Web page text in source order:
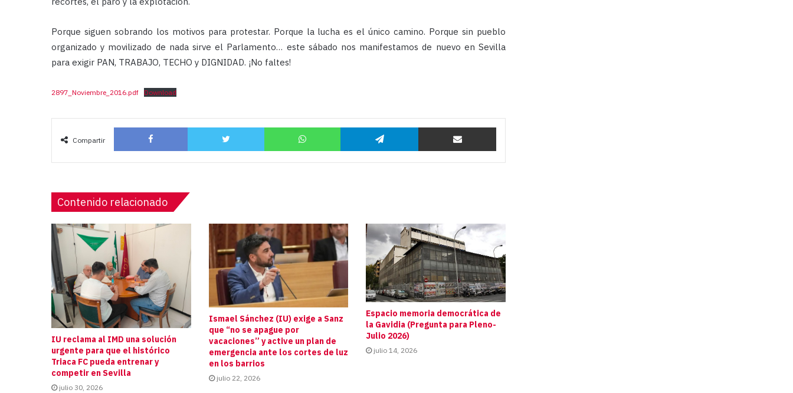
Porque siguen sobrando los motivos para protestar. Porque la lucha es el único camino. Porque sin pueblo
organizado y movilizado de nada sirve el Parlamento… este sábado nos manifestamos de nuevo en Sevilla
para exigir PAN, TRABAJO, TECHO y DIGNIDAD. ¡No faltes!
2897_Noviembre_2016.pdf Download
Compartir
Facebook Twitter WhatsApp Telegram Compartir por correo
Contenido relacionado
IU reclama al IMD una solución
urgente para que el histórico
Triaca FC pueda entrenar y
competir en Sevilla
julio 30, 2026
Ismael Sánchez (IU) exige a Sanz
que “no se apague por
vacaciones” y active un plan de
emergencia ante los cortes de luz
en los barrios
julio 22, 2026
Espacio memoria democrática de
la Gavidia (Pregunta para Pleno-
Julio 2026)
julio 14, 2026